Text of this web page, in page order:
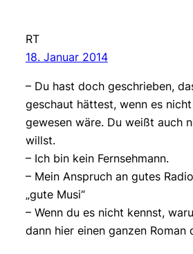
RT
18. Januar 2014
– Du hast doch geschrieben,
geschaut hättest, wenn es
gewesen wäre. Du weißt auch
willst.
– Ich bin kein Fernsehmann.
– Mein Anspruch an gutes
„gute Musi“
– Wenn du es nicht kennst,
dann hier einen ganzen Roman